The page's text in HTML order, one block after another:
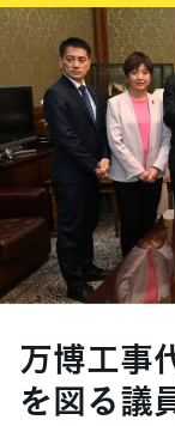
万博工事
を図る議